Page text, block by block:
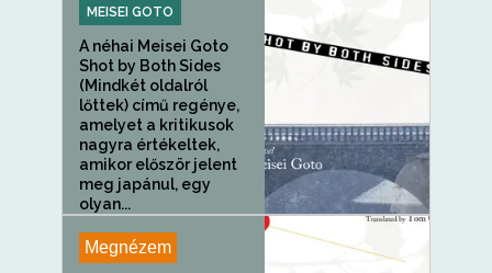
MEISEI GOTO
A néhai Meisei Goto
Shot by Both Sides
(Mindkét oldalról
lőttek) című regénye,
amelyet a kritikusok
nagyra értékeltek,
amikor először jelent
meg japánul, egy
olyan...
Megnézem